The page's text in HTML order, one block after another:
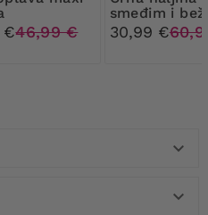
€46,99 €
smeđim i bež
kariranim
30,99 €

